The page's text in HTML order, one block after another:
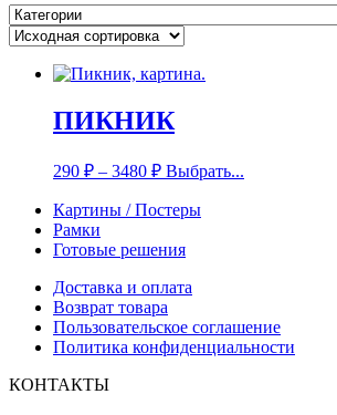
ПИКНИК
290 ₽ – 3480 ₽ Выбрать...
Картины / Постеры
Рамки
Готовые решения
Доставка и оплата
Возврат товара
Пользовательское соглашение
Политика конфиденциальности
КОНТАКТЫ